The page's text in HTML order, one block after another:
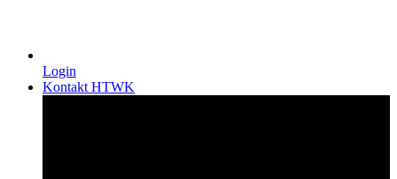
Login
Kontakt HTWK